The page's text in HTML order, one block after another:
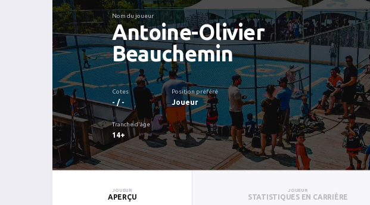
Nom du joueur
Antoine-Olivier
Beauchemin
Cotes
- / -
Position préféré
Joueur
Tranche d'âge
14+
JOUEUR
APERÇU
JOUEUR
STATISTIQUES EN CARRIÈRE